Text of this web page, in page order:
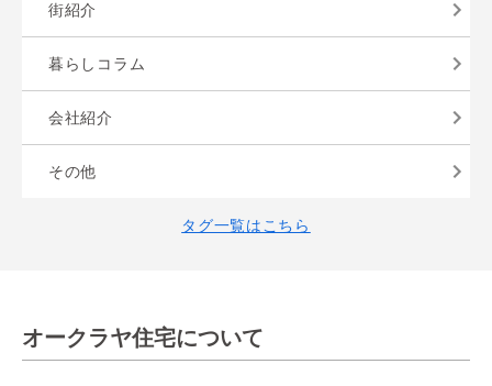
街紹介
暮らしコラム
会社紹介
その他
タグ一覧はこちら
オークラヤ住宅について